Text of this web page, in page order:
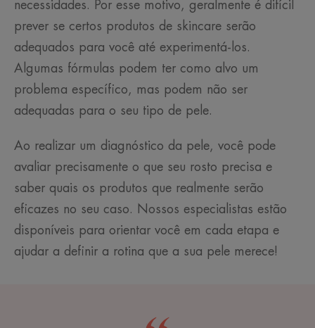
necessidades. Por esse motivo, geralmente é difícil
prever se certos produtos de skincare serão
adequados para você até experimentá-los.
Algumas fórmulas podem ter como alvo um
problema específico, mas podem não ser
adequadas para o seu tipo de pele.
Ao realizar um diagnóstico da pele, você pode
avaliar precisamente o que seu rosto precisa e
saber quais os produtos que realmente serão
eficazes no seu caso. Nossos especialistas estão
disponíveis para orientar você em cada etapa e
ajudar a definir a rotina que a sua pele merece!